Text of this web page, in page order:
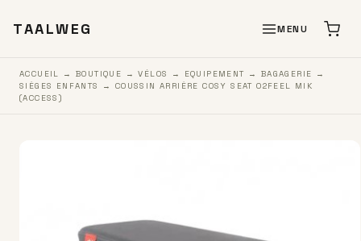
TAALWEG MENU
ACCUEIL →BOUTIQUE →VÉLOS → EQUIPEMENT → BAGAGERIE
→
SIÈGES ENFANTS
→ COUSSIN ARRIÈRE COSY SEAT O2FEEL MIK
(ACCESS)